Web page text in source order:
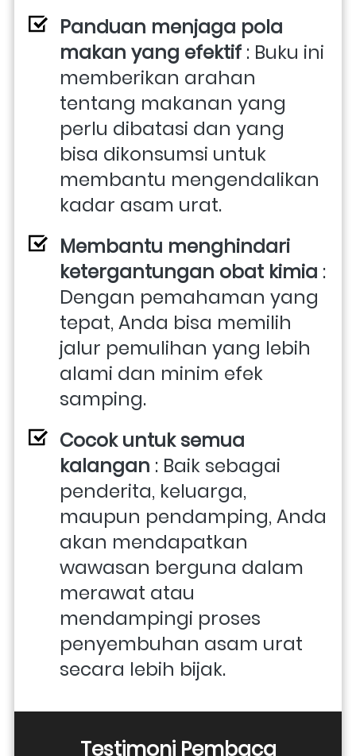
Panduan menjaga pola
makan yang efektif : Buku ini
memberikan arahan
tentang makanan yang
perlu dibatasi dan yang
bisa dikonsumsi untuk
membantu mengendalikan
kadar asam urat.
Membantu menghindari
ketergantungan obat kimia :
Dengan pemahaman yang
tepat, Anda bisa memilih
jalur pemulihan yang lebih
alami dan minim efek
samping.
Cocok untuk semua
kalangan : Baik sebagai
penderita, keluarga,
maupun pendamping, Anda
akan mendapatkan
wawasan berguna dalam
merawat atau
mendampingi proses
penyembuhan asam urat
secara lebih bijak.
Testimoni Pembaca